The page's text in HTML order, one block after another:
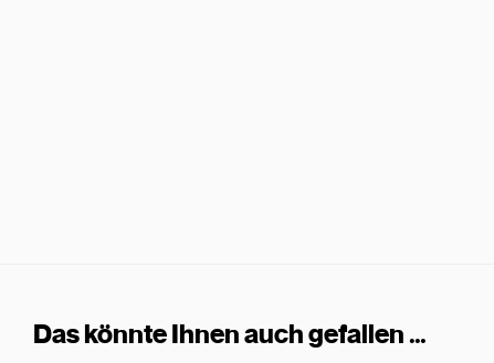
Das könnte Ihnen auch gefallen …